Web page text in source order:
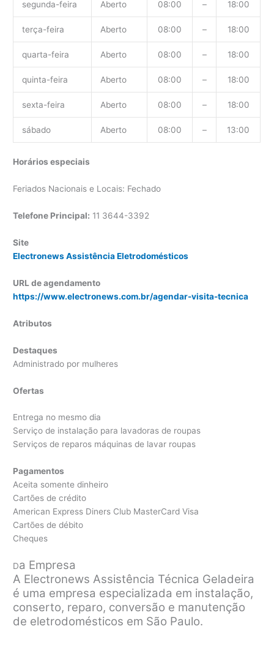
segunda-feira Aberto 08:00 – 18:00
terça-feira Aberto 08:00 – 18:00
quarta-feira Aberto 08:00 – 18:00
quinta-feira Aberto 08:00 – 18:00
sexta-feira Aberto 08:00 – 18:00
sábado Aberto 08:00 – 13:00
Horários especiais
Feriados Nacionais e Locais: Fechado
Telefone Principal: 11 3644-3392
Site
Electronews Assistência Eletrodomésticos
URL de agendamento
https://www.electronews.com.br/agendar-visita-tecnica
Atributos
Destaques
Administrado por mulheres
Ofertas
Entrega no mesmo dia
Serviço de instalação para lavadoras de roupas
Serviços de reparos máquinas de lavar roupas
Pagamentos
Aceita somente dinheiro
Cartões de crédito
American Express Diners Club MasterCard Visa
Cartões de débito
Cheques
Da Empresa
A Electronews Assistência Técnica Geladeira
é uma empresa especializada em instalação,
conserto, reparo, conversão e manutenção
de eletrodomésticos em São Paulo.